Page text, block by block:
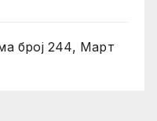
број 244, Март